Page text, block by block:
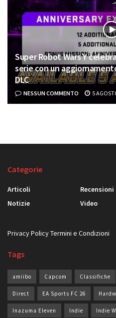
Super Robot Wars Y
serie con un
DLC
NESSUN COMMENTO 5
Categorie
Articoli
Notizie
Recensioni
Video
Privacy PolicyTermini e Condizioni
Tags
amiibo Capcom Classifiche
Direct EA Sports FC 26
Inazuma Eleven Indie Indie